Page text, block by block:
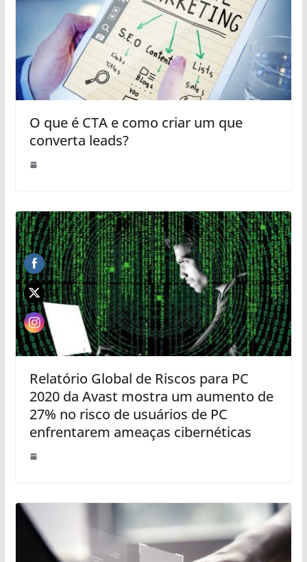
O que é CTA e como criar um que
converta leads?
Relatório Global de Riscos para PC
2020 da Avast mostra um aumento de
27% no risco de usuários de PC
enfrentarem ameaças cibernéticas